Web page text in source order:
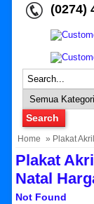
(0274)
Home » Plakat
Plakat
Natal
Not Found